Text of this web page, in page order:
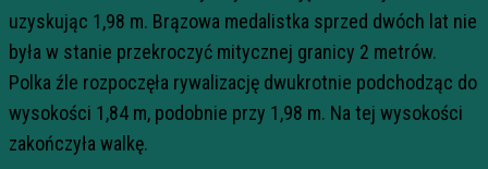
uzyskując 1,98 m. Brązowa medalistka sprzed dwóch lat nie
była w stanie przekroczyć mitycznej granicy 2 metrów.
Polka źle rozpoczęła rywalizację dwukrotnie podchodząc do
wysokości 1,84 m, podobnie przy 1,98 m. Na tej wysokości
zakończyła walkę.